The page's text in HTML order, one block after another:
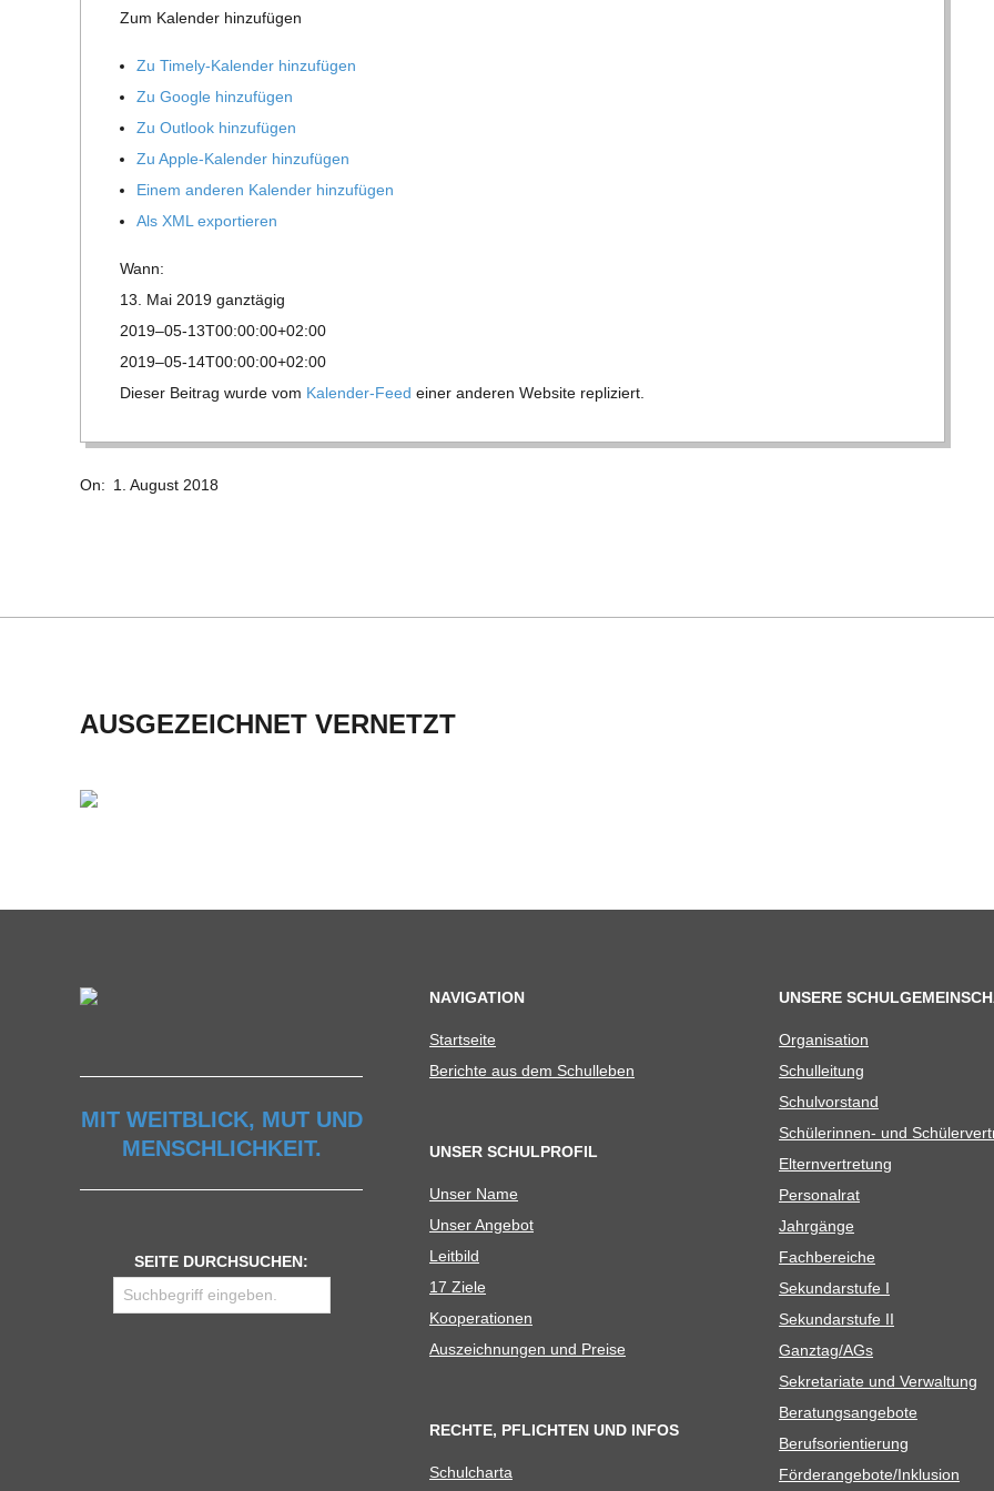
G
O
D
C
H
I
T
-
C
H
L
Zum Kalen­der hinzufügen
Zu Timely-Kalen­der hinzufügen
Zu Google hinzufügen
Zu Out­look hinzufügen
Zu Apple-Kalen­der hinzufügen
Einem ande­ren Kalen­der hinzufügen
Als XML exportieren
Wann:
13. Mai 2019 ganz­tä­gig
2019–05-13T00:00:00+02:00
2019–05-14T00:00:00+02:00
Die­ser Bei­trag wurde vom Kalen­der-Feed einer ande­ren Web­site repliziert.
08-
On: 1. August 2018
AUSGEZEICHNET VERNETZT
MIT WEITBLICK, MUT UND
MENSCHLICHKEIT.
SEITE DURCHSUCHEN:
NAVIGATION
Start­seite
Berichte aus dem Schulleben
UNSER SCHULPROFIL
Unser Name
Unser Ange­bot
Leit­bild
17 Ziele
Koope­ra­tio­nen
Aus­zeich­nun­gen und Preise
RECHTE, PFLICHTEN UND INFOS
Schul­charta
UNSERE
Orga­ni­sa­tion
Schul­lei­tung
Schul­vor­stand
Schü­le­rin­nen- und
Eltern­ver­tre­tung
Per­so­nal­rat
Jahr­gänge
Fach­be­rei­che
Sekun­dar­stufe I
Sekun­dar­stufe II
Ganztag/​​AGs
Sekre­ta­riate und Verwaltung
Bera­tungs­an­ge­bote
Berufs­ori­en­tie­rung
Förderangebote/​​Inklusion